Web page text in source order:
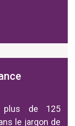
plus de 125
le jargon de